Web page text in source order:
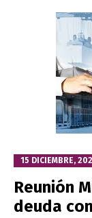
15 DICIEMBRE,
Reunión
deuda